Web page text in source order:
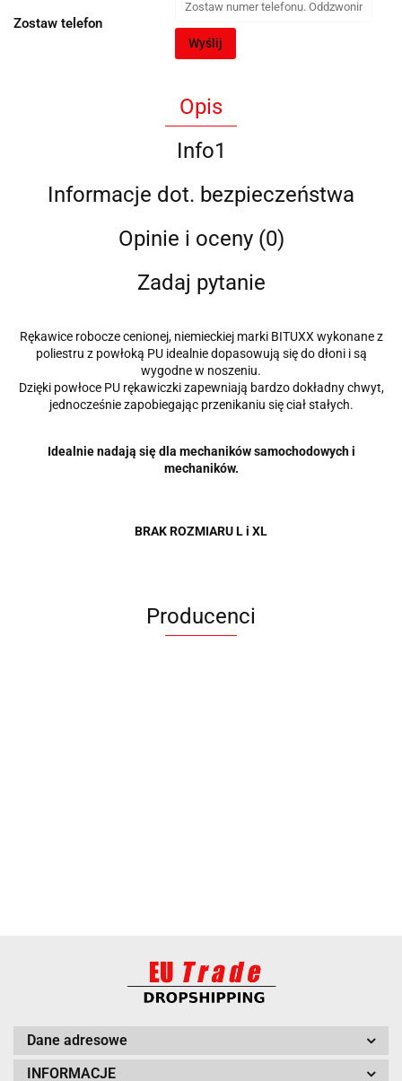
Zostaw telefon
Wyślij
Opis
Info1
Informacje dot. bezpieczeństwa
Opinie i oceny (0)
Zadaj pytanie
Rękawice robocze cenionej, niemieckiej marki BITUXX wykonane z
poliestru z powłoką PU idealnie dopasowują się do dłoni i są
wygodne w noszeniu.
Dzięki powłoce PU rękawiczki zapewniają bardzo dokładny chwyt,
jednocześnie zapobiegając przenikaniu się ciał stałych.
Idealnie nadają się dla mechaników samochodowych i
mechaników.
BRAK ROZMIARU L i XL
Producenci
Dane adresowe
INFORMACJE